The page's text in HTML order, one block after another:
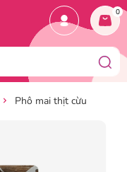
0
Phô mai thịt cừu